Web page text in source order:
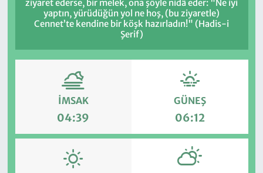
ziyaret ederse, bir melek, ona şöyle nidâ eder: "Ne iyi
yaptın, yürüdüğün yol ne hoş, (bu ziyaretle)
Cennet’te kendine bir köşk hazırladın!" (Hadis-i
Şerif)
İMSAK
04:39
GÜNEŞ
06:12